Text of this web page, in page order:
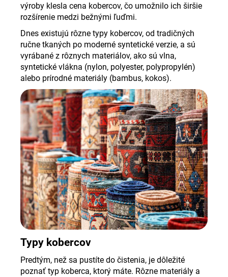
výroby klesla cena kobercov, čo umožnilo ich širšie
rozšírenie medzi bežnými ľuďmi.
Dnes existujú rôzne typy kobercov, od tradičných
ručne tkaných po moderné syntetické verzie, a sú
vyrábané z rôznych materiálov, ako sú vlna,
syntetické vlákna (nylon, polyester, polypropylén)
alebo prírodné materiály (bambus, kokos).
Typy kobercov
Predtým, než sa pustíte do čistenia, je dôležité
poznať typ koberca, ktorý máte. Rôzne materiály a